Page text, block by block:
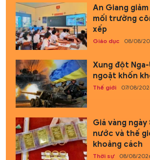
An Giang
mối trường
xếp
Giáo dục 08/08/
Xung đột
ngoặt khốn
Thế giới 07/08/
Giá vàng
nước và thế
khoảng cách
Thời sự 08/08/